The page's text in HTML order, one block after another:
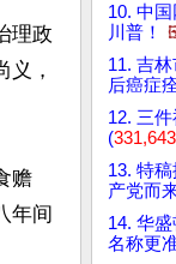
理政
，
赡
年间
10. 中
川普！
11. 吉
后癌症
12. 三
(331,643
13. 特
产党而
14. 华
名称更